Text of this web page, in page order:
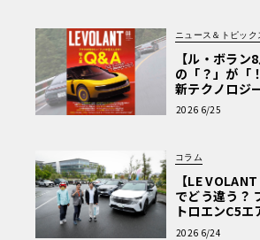
ニュース＆トピック
【ル・ボラン
の「？」が「
新テクノロジ
車Q&A」
2026 6/25
コラム
【LE
でどう違う？
トロエンC5エ
読者一気乗り
2026 6/24